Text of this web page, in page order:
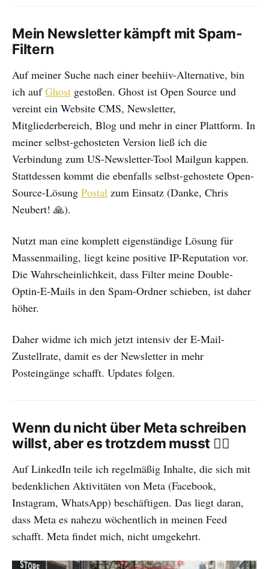
Mein Newsletter kämpft mit Spam-
Filtern
Auf meiner Suche nach einer beehiiv-Alternative, bin
ich aufGhost gestoßen. Ghost ist Open Source und
vereint ein Website CMS, Newsletter,
Mitgliederbereich, Blog und mehr in einer Plattform. In
meiner selbst-gehosteten Version ließ ich die
Verbindung zum US-Newsletter-Tool Mailgun kappen.
Stattdessen kommt die ebenfalls selbst-gehostete Open-
Source-Lösung Postal zum Einsatz (Danke, Chris
Neubert! 🙏).
Nutzt man eine komplett eigenständige Lösung für
Massenmailing, liegt keine positive IP-Reputation vor.
Die Wahrscheinlichkeit, dass Filter meine Double-
Optin-E-Mails in den Spam-Ordner schieben, ist daher
höher.
Daher widme ich mich jetzt intensiv der E-Mail-
Zustellrate, damit es der Newsletter in mehr
Posteingänge schafft. Updates folgen.
Wenn du nicht über Meta schreiben
willst, aber es trotzdem musst 😮‍💨
Auf LinkedIn teile ich regelmäßig Inhalte, die sich mit
bedenklichen Aktivitäten von Meta (Facebook,
Instagram, WhatsApp) beschäftigen. Das liegt daran,
dass Meta es nahezu wöchentlich in meinen Feed
schafft. Meta findet mich, nicht umgekehrt.